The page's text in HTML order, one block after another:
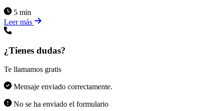
5 min
Leer más
¿Tienes dudas?
Te llamamos gratis
Mensaje enviado correctamente.
No se ha enviado el formulario